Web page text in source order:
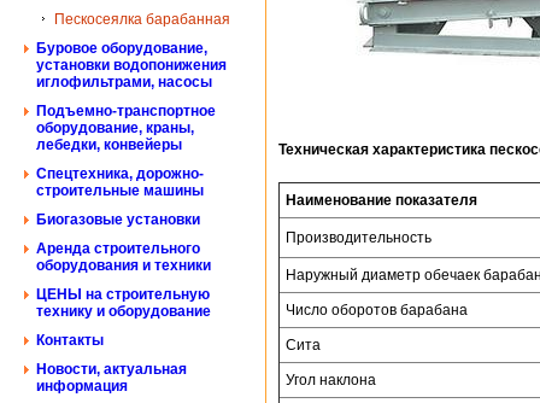
Пескосеялка барабанная
Буровое оборудование,
установки водопонижения
иглофильтрами, насосы
Подъемно-транспортное
оборудование, краны,
лебедки, конвейеры
Спецтехника, дорожно-
строительные машины
Биогазовые установки
Аренда строительного
оборудования и техники
ЦЕНЫ на строительную
технику и оборудование
Контакты
Новости, актуальная
информация
Техническая характеристика
Наименование показателя
Производительность
Наружный диаметр обечаек
Число оборотов барабана
Сита
Угол наклона